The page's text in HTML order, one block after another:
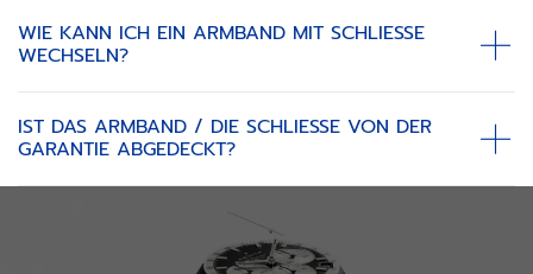
WIE KANN ICH EIN ARMBAND MIT SCHLIESSE W
ECHSELN?
IST DAS ARMBAND / DIE SCHLIESSE VON DER G
ARANTIE ABGEDECKT?